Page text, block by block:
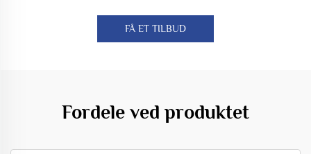
FÅ ET TILBUD
Fordele ved produktet